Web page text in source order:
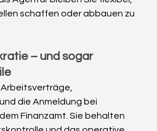
schaffen oder abbauen zu
– und sogar
Arbeitsverträge,
die Anmeldung bei
Finanzamt. Sie behalten